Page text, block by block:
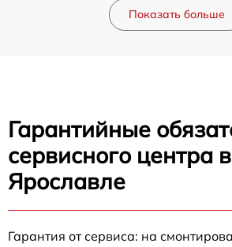
Показать больше
Гарантийные
сервисного центра в
Ярославле
Гарантия от сервиса: на